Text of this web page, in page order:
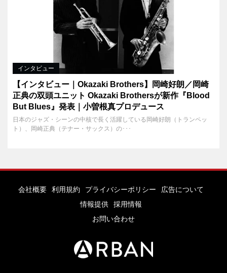
インタビュー
【インタビュー｜Okazaki Brothers】岡崎好朗／岡崎
正典の双頭ユニット Okazaki Brothersが新作『Blood
But Blues』発表｜小曽根真プロデュース
日本のジャズ・シーンの中核で長く活躍している岡崎好朗（トランペッ
ト）、岡崎正典（テナー・サックス）の･･･
会社概要 利用規約 プライバシーポリシー
広告について
情報提供
採用情報
お問い合わせ